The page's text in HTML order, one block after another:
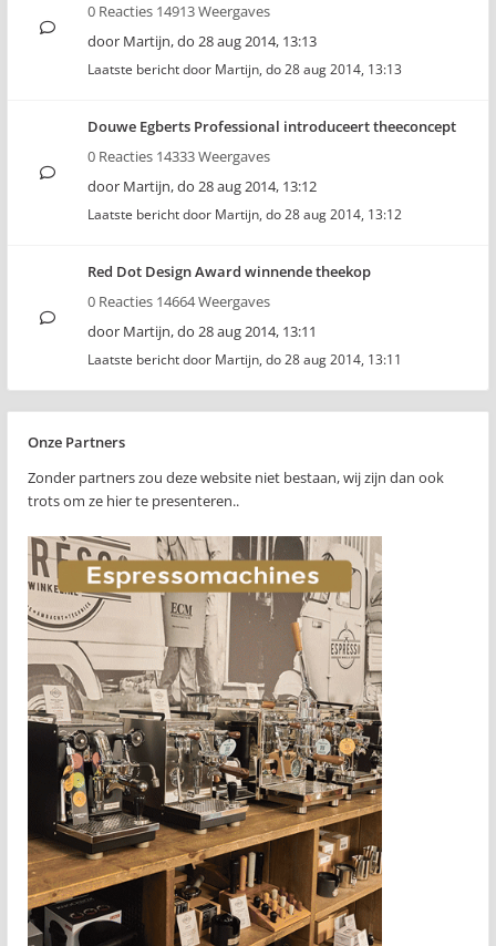
0 Reacties 14913 Weergaves
door Martijn,do 28 aug 2014, 13:13
Laatste bericht door Martijn, do 28 aug 2014, 13:13
Douwe Egberts Professional introduceert theeconcept
0 Reacties 14333 Weergaves
door Martijn,do 28 aug 2014, 13:12
Laatste bericht door Martijn, do 28 aug 2014, 13:12
Red Dot Design Award winnende theekop
0 Reacties 14664 Weergaves
door Martijn,do 28 aug 2014, 13:11
Laatste bericht door Martijn, do 28 aug 2014, 13:11
Onze Partners
Zonder partners zou deze website niet bestaan, wij zijn dan ook
trots om ze hier te presenteren..